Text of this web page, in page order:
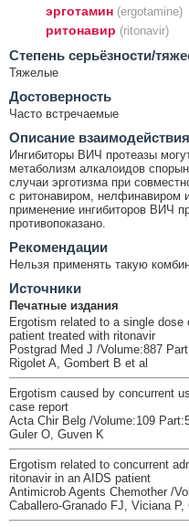
эрготамин (ergotamine)
ритонавир (ritonavir)
Cтепень серьёзности/
Тяжелые
Достоверность
Часто встречаемые
Описание взаимодействия
Ингибиторы ВИЧ протеазы
метаболизм алкалоидов
случаи эрготизма при
с ритонавиром, нелфинавиром
применение ингибиторов ВИЧ
противопоказано.
Рекомендации
Нельзя применять такую
Источники
Печатные издания
Ergotism related to a single
patient treated with ritonavir
Postgrad Med J /Volume:887
Rigolet A, Gombert B et al
Ergotism caused by concurrent
case report
Acta Chir Belg /Volume:109
Guler O, Guven K
Ergotism related to concurrent
ritonavir in an AIDS patient
Antimicrob Agents Chemother /
Caballero-Granado FJ, Viciana P,